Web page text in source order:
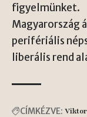
figyelmünket.
Magyarország
perifériális
liberális rend
CÍMKÉZVE: